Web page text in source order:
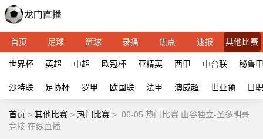
首页 足球 篮球 录播 焦点 速报 其他比赛
世界杯 英超 中超 欧冠杯 亚精英 西甲 中台联 秘鲁甲
沙特联 足协杯 罗甲 欧国联 法甲 澳威超 世亚预 日
首页 > 其他比赛 > 热门比赛 > 06-05 热门比赛 山谷独立-圣多明哥
竞技 在线直播